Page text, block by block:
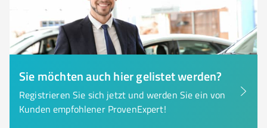
Sie möchten auch hier gelistet werden?
Registrieren Sie sich jetzt und werden Sie ein von
Kunden empfohlener ProvenExpert!